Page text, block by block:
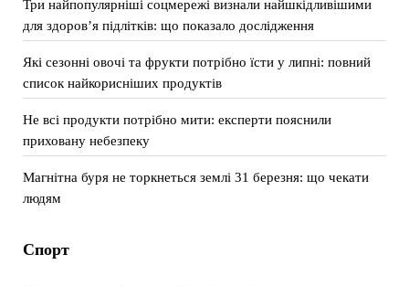
Три найпопулярніші соцмережі визнали найшкідливішими
для здоров’я підлітків: що показало дослідження
Які сезонні овочі та фрукти потрібно їсти у липні: повний
список найкорисніших продуктів
Не всі продукти потрібно мити: експерти пояснили
приховану небезпеку
Магнітна буря не торкнеться землі 31 березня: що чекати
людям
Спорт